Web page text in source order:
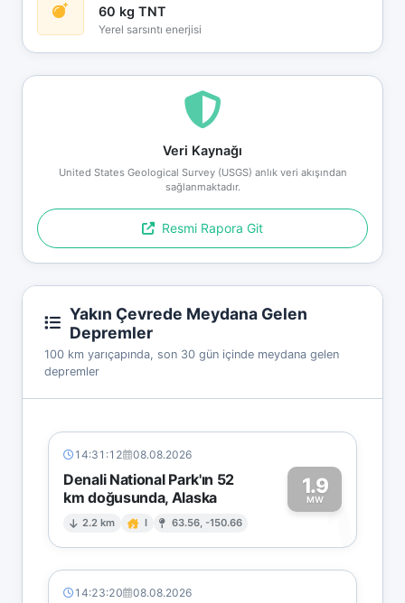
60 kg TNT
Yerel sarsıntı enerjisi
Veri Kaynağı
United States Geological Survey (USGS) anlık veri akışından
sağlanmaktadır.
Resmi Rapora Git
Yakın Çevrede Meydana Gelen
Depremler
100 km yarıçapında, son 30 gün içinde meydana gelen
depremler
14:31:12 08.08.2026
Denali National Park'ın 52
km doğusunda, Alaska
2.2 km I 63.56, -150.66
1.9
MW1
14:23:20 08.08.2026